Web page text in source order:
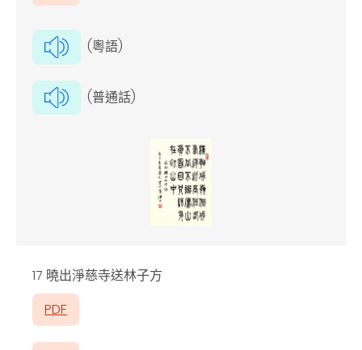
(粵語)
(普通話)
17 曉出淨慈寺送林子方
PDF